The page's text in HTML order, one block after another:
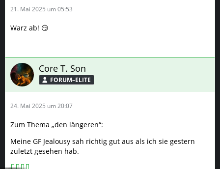
21. Mai 2025 um 05:53
Warz ab! 😏
Core T. Son
FORUM–ELITE
24. Mai 2025 um 20:07
Zum Thema „den längeren“:
Meine GF Jealousy sah richtig gut aus als ich sie gestern
zuletzt gesehen hab.